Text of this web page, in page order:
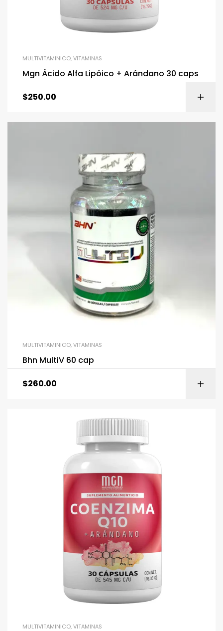
MULTIVITAMINICO,VITAMINAS
Mgn Ácido Alfa Lipóico + Arándano 30 caps
$250.00
MULTIVITAMINICO,VITAMINAS
Bhn MultiV 60 cap
$260.00
MULTIVITAMINICO,VITAMINAS